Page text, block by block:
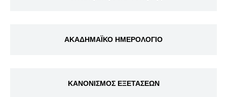
ΑΚΑΔΗΜΑΪΚΟ ΗΜΕΡΟΛΟΓΙΟ
ΚΑΝΟΝΙΣΜΟΣ ΕΞΕΤΑΣΕΩΝ